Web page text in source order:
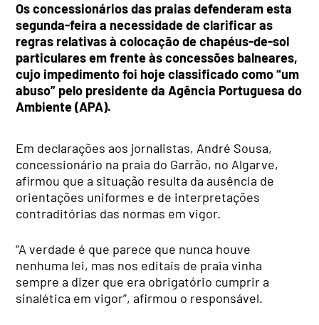
Os concessionários das praias defenderam esta
segunda-feira a necessidade de clarificar as
regras relativas à colocação de chapéus-de-sol
particulares em frente às concessões balneares,
cujo impedimento foi hoje classificado como “um
abuso” pelo presidente da Agência Portuguesa do
Ambiente (APA).
Em declarações aos jornalistas, André Sousa,
concessionário na praia do Garrão, no Algarve,
afirmou que a situação resulta da ausência de
orientações uniformes e de interpretações
contraditórias das normas em vigor.
“A verdade é que parece que nunca houve
nenhuma lei, mas nos editais de praia vinha
sempre a dizer que era obrigatório cumprir a
sinalética em vigor”, afirmou o responsável.